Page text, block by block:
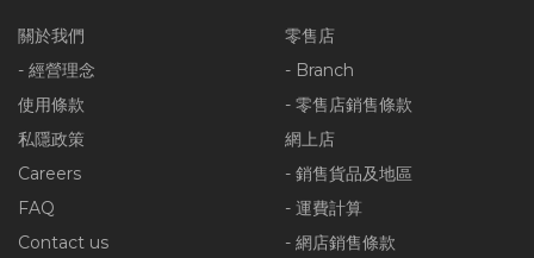
關於我們
- 經營理念
使用條款
私隱政策
Careers
FAQ
Contact us
零售店
- Branch
- 零售店銷售條款
網上店
- 銷售貨品及地區
- 運費計算
- 網店銷售條款